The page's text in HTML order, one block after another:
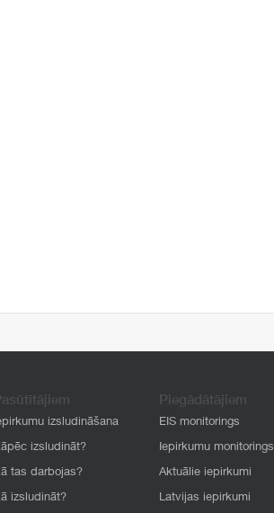
izsludināšana
izsludināt?
tas darbojas?
izsludināt?
Piegādātājiem
EIS monitorings
Iepirkumu monitorings
Aktuālie iepirkumi
Latvijas iepirkumi